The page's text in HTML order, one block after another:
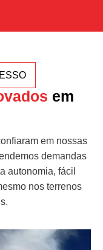
em
em nossas
demandas
autonomia, fácil
nos terrenos